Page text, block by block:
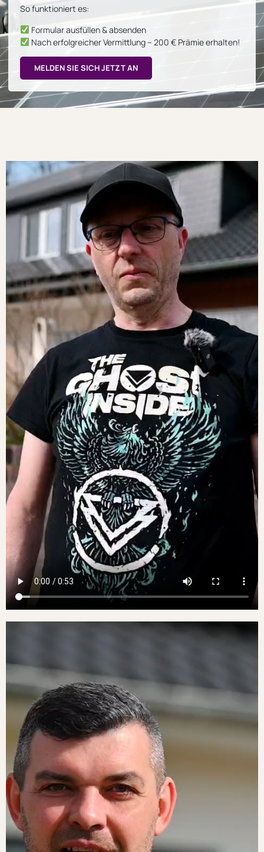
So funktioniert es:
Formular ausfüllen & absenden
Nach erfolgreicher Vermittlung – 200 € Prämie erhalten!
MELDEN SIE SICH JETZT AN